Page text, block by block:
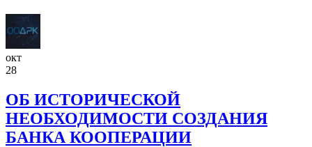
окт
28
ОБ ИСТОРИЧЕСКОЙ
НЕОБХОДИМОСТИ СОЗДАНИЯ
БАНКА КООПЕРАЦИИ